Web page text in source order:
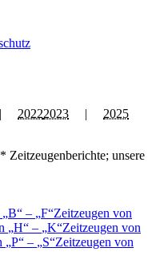
20222023 | 2025
Zeitzeugenberichte; unsere
B – F Zeitzeugen von
H – K Zeitzeugen von
P – S Zeitzeugen von